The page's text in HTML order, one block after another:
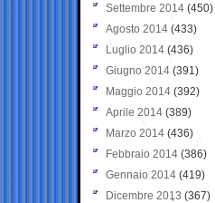
Settembre 2014 (450)
Agosto 2014 (433)
Luglio 2014 (436)
Giugno 2014 (391)
Maggio 2014 (392)
Aprile 2014 (389)
Marzo 2014 (436)
Febbraio 2014 (386)
Gennaio 2014 (419)
Dicembre 2013 (367)